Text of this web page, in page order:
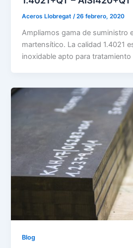
Aceros Llobregat /26 febrero, 2020
Ampliamos gama de suministro
martensítico. La calidad 1.4021
inoxidable apto para
Blog